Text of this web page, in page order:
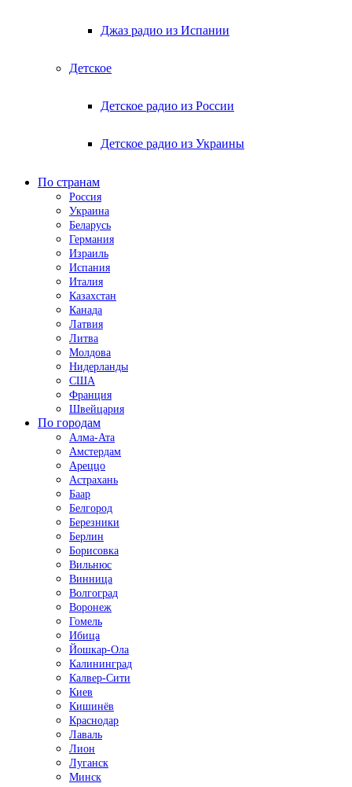
Джаз радио из Испании
Детское
Детское радио из России
Детское радио из Украины
По странам
Россия
Украина
Беларусь
Германия
Израиль
Испания
Италия
Казахстан
Канада
Латвия
Литва
Молдова
Нидерланды
США
Франция
Швейцария
По городам
Алма-Ата
Амстердам
Ареццо
Астрахань
Баар
Белгород
Березники
Берлин
Борисовка
Вильнюс
Винница
Волгоград
Воронеж
Гомель
Ибица
Йошкар-Ола
Калининград
Калвер-Сити
Киев
Кишинёв
Краснодар
Лаваль
Лион
Луганск
Минск